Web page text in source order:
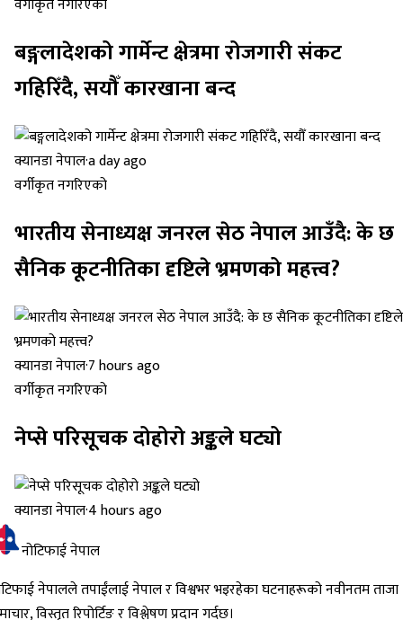
वर्गीकृत नगरिएको
बङ्गलादेशको गार्मेन्ट क्षेत्रमा रोजगारी संकट
गहिरिँदै, सयौँ कारखाना बन्द
क्यानडा नेपाल·a day ago
वर्गीकृत नगरिएको
भारतीय सेनाध्यक्ष जनरल सेठ नेपाल आउँदै: के छ
सैनिक कूटनीतिका दृष्टिले भ्रमणको महत्त्व?
क्यानडा नेपाल·7 hours ago
वर्गीकृत नगरिएको
नेप्से परिसूचक दोहोरो अङ्कले घट्यो
क्यानडा नेपाल·4 hours ago
नोटिफाई नेपाल
नेपालले तपाईंलाई नेपाल र विश्वभर भइरहेका घटनाहरूको नवीनतम ताजा
विस्तृत रिपोर्टिङ र विश्लेषण प्रदान गर्दछ।